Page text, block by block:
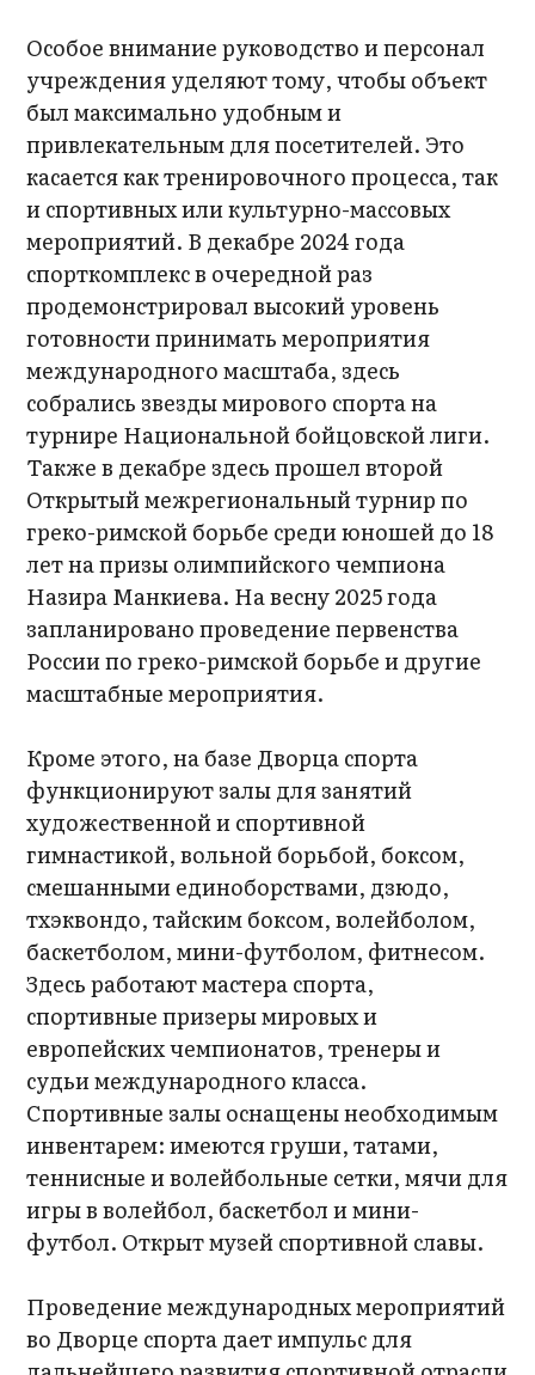
Особое внимание руководство и персонал
учреждения уделяют тому, чтобы объект
был максимально удобным и
привлекательным для посетителей. Это
касается как тренировочного процесса, так
и спортивных или культурно-массовых
мероприятий. В декабре 2024 года
спорткомплекс в очередной раз
продемонстрировал высокий уровень
готовности принимать мероприятия
международного масштаба, здесь
собрались звезды мирового спорта на
турнире Национальной бойцовской лиги.
Также в декабре здесь прошел второй
Открытый межрегиональный турнир по
греко-римской борьбе среди юношей до 18
лет на призы олимпийского чемпиона
Назира Манкиева. На весну 2025 года
запланировано проведение первенства
России по греко-римской борьбе и другие
масштабные мероприятия.
Кроме этого, на базе Дворца спорта
функционируют залы для занятий
художественной и спортивной
гимнастикой, вольной борьбой, боксом,
смешанными единоборствами, дзюдо,
тхэквондо, тайским боксом, волейболом,
баскетболом, мини-футболом, фитнесом.
Здесь работают мастера спорта,
спортивные призеры мировых и
европейских чемпионатов, тренеры и
судьи международного класса.
Спортивные залы оснащены необходимым
инвентарем: имеются груши, татами,
теннисные и волейбольные сетки, мячи для
игры в волейбол, баскетбол и мини-
футбол. Открыт музей спортивной славы.
Проведение международных мероприятий
во Дворце спорта дает импульс для